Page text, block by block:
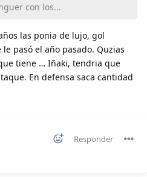
con los...
las ponia de lujo, gol
pasó el año pasado. Quzias
tiene … Iñaki, tendria que
En defensa saca cantidad
Responder